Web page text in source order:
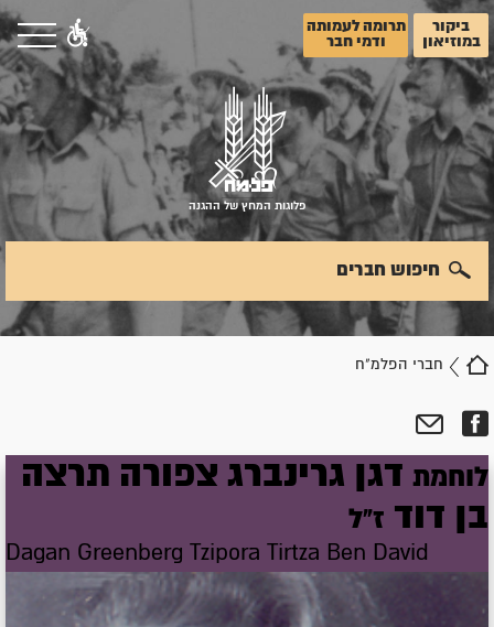
ביקור
במוזיאון
תרומה לעמותה
ודמי חבר
פלוגות המחץ של ההגנה
חברי הפלמ"ח
חיפוש חברים
לוחמת דגן גרינברג צפורה תרצה
בן דוד ז"ל
Dagan Greenberg Tzipora Tirtza Ben David